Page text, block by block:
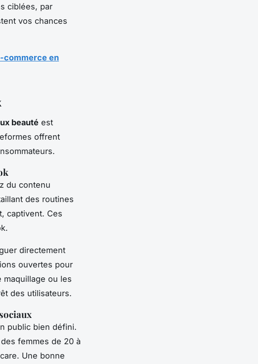
ciblées, par
vos chances
commerce en
beauté est
offrent
du contenu
des routines
captivent. Ces
directement
ouvertes pour
maquillage ou les
des utilisateurs.
public bien défini.
femmes de 20 à
Une bonne